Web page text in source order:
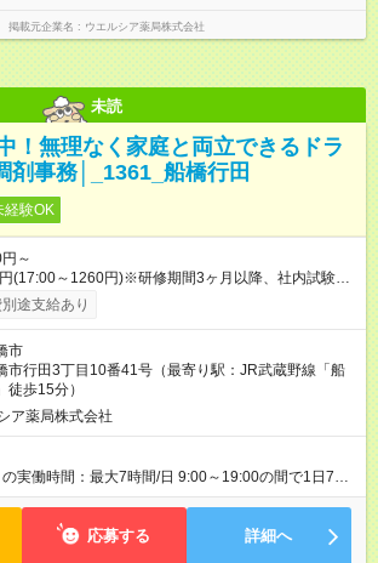
掲載元企業名 ウエルシア薬局株式会社
未読
！無理なく家庭と両立できるドラ
剤事務│_1361_船橋行田
経験OK
～
(17:00～1260円)※研修期間3ヶ月以降、社内試験に
定あり 社内試験合格後、時給＋50～100円の昇給あ
期間あり：入社日から3ヶ月間／本
3ヶ月 雇用形態、給与は本採用時と同じです。
途支給あり
市
市行田3丁目10番41号（最寄り駅：JR武蔵野線「船
徒歩15分）
ア薬局株式会社
実働時間：最大7時間/日 9:00～19:00の間で1日7時
週3～4日の勤務 ※勤務曜日応相談 ☆未経験・無資格
応募する 詳細へ